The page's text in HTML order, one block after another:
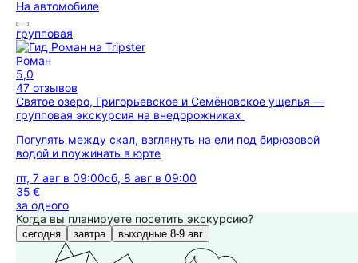
На автомобиле
групповая
Роман
5,0
47 отзывов
Святое озеро, Григорьевское и Семёновское ущелья —
групповая экскурсия на внедорожниках
Погулять между скал, взглянуть на ели под бирюзовой
водой и поужинать в юрте
пт, 7 авг в 09:00сб, 8 авг в 09:00
35 €
за одного
Когда вы планируете посетить экскурсию?
сегодня завтра выходные 8-9 авг